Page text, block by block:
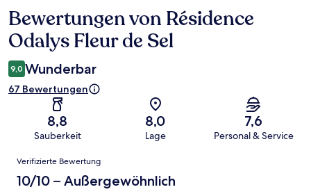
Bewertungen
Bewertungen von Résidence
Odalys Fleur de Sel
9,0 Wunderbar
67 Bewertungen
8,8
Sauberkeit
8,0
Lage
7,6
Personal & Service
Bewertungen
Verifizierte Bewertung
10/10 – Außergewöhnlich